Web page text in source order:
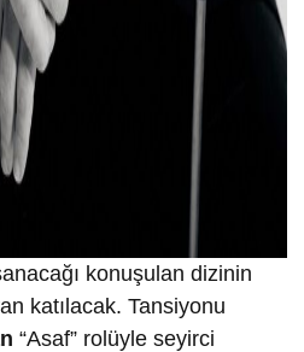
konuşulan dizinin
katılacak. Tansiyonu
“Asaf” rolüyle seyirci